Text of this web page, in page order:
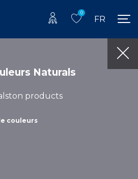
0
FR
Naturals
products
couleurs